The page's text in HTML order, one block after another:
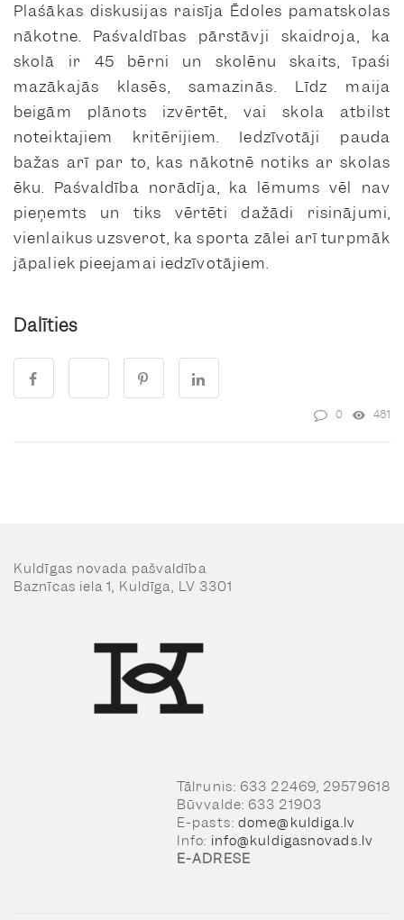
Plašākas diskusijas raisīja Ēdoles pamatskolas
nākotne. Pašvaldības pārstāvji skaidroja, ka
skolā ir 45 bērni un skolēnu skaits, īpaši
mazākajās klasēs, samazinās. Līdz maija
beigām plānots izvērtēt, vai skola atbilst
noteiktajiem kritērijiem. Iedzīvotāji pauda
bažas arī par to, kas nākotnē notiks ar skolas
ēku. Pašvaldība norādīja, ka lēmums vēl nav
pieņemts un tiks vērtēti dažādi risinājumi,
vienlaikus uzsverot, ka sporta zālei arī turpmāk
jāpaliek pieejamai iedzīvotājiem.
Dalīties
0 481
Kuldīgas novada pašvaldība
Baznīcas iela 1, Kuldīga, LV 3301
Tālrunis: 633 22469, 29579618
Būvvalde: 633 21903
E-pasts: dome@kuldiga.lv
Info: info@kuldigasnovads.lv
E-ADRESE